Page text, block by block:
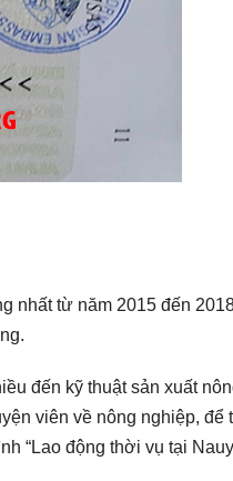
nhất từ năm 2015 đến
đến kỹ thuật sản xuất
viên về nông nghiệp, để
“Lao động thời vụ tại